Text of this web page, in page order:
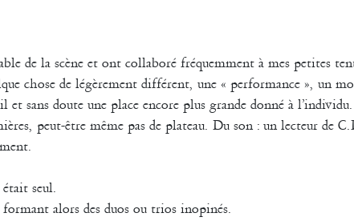
de la scène et ont collaboré fréquemment à mes petites
chose de légèrement différent, une « performance », un
et sans doute une place encore plus grande donné à l’individu.
peut-être même pas de plateau. Du son : un lecteur de
était seul.
alors des duos ou trios inopinés.